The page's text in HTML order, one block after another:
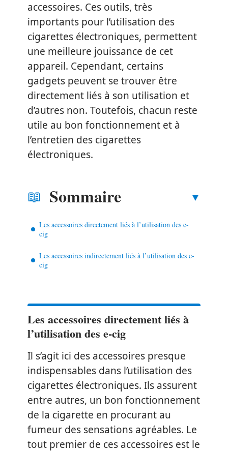
accessoires. Ces outils, très
importants pour l’utilisation des
cigarettes électroniques, permettent
une meilleure jouissance de cet
appareil. Cependant, certains
gadgets peuvent se trouver être
directement liés à son utilisation et
d’autres non. Toutefois, chacun reste
utile au bon fonctionnement et à
l’entretien des cigarettes
électroniques.
Sommaire
Les accessoires directement liés à l’utilisation des e-
cig
Les accessoires indirectement liés à l’utilisation des e-
cig
Les accessoires directement liés à
l’utilisation des e-cig
Il s’agit ici des accessoires presque
indispensables dans l’utilisation des
cigarettes électroniques. Ils assurent
entre autres, un bon fonctionnement
de la cigarette en procurant au
fumeur des sensations agréables. Le
tout premier de ces accessoires est le